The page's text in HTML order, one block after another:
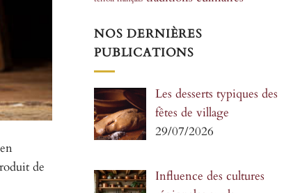
de
NOS DERNIÈRES
PUBLICATIONS
Les desserts typiques des
fêtes de village
29/07/2026
Influence des cultures